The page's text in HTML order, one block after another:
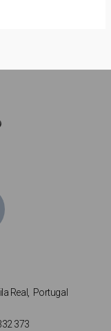
Real, Portugal
373